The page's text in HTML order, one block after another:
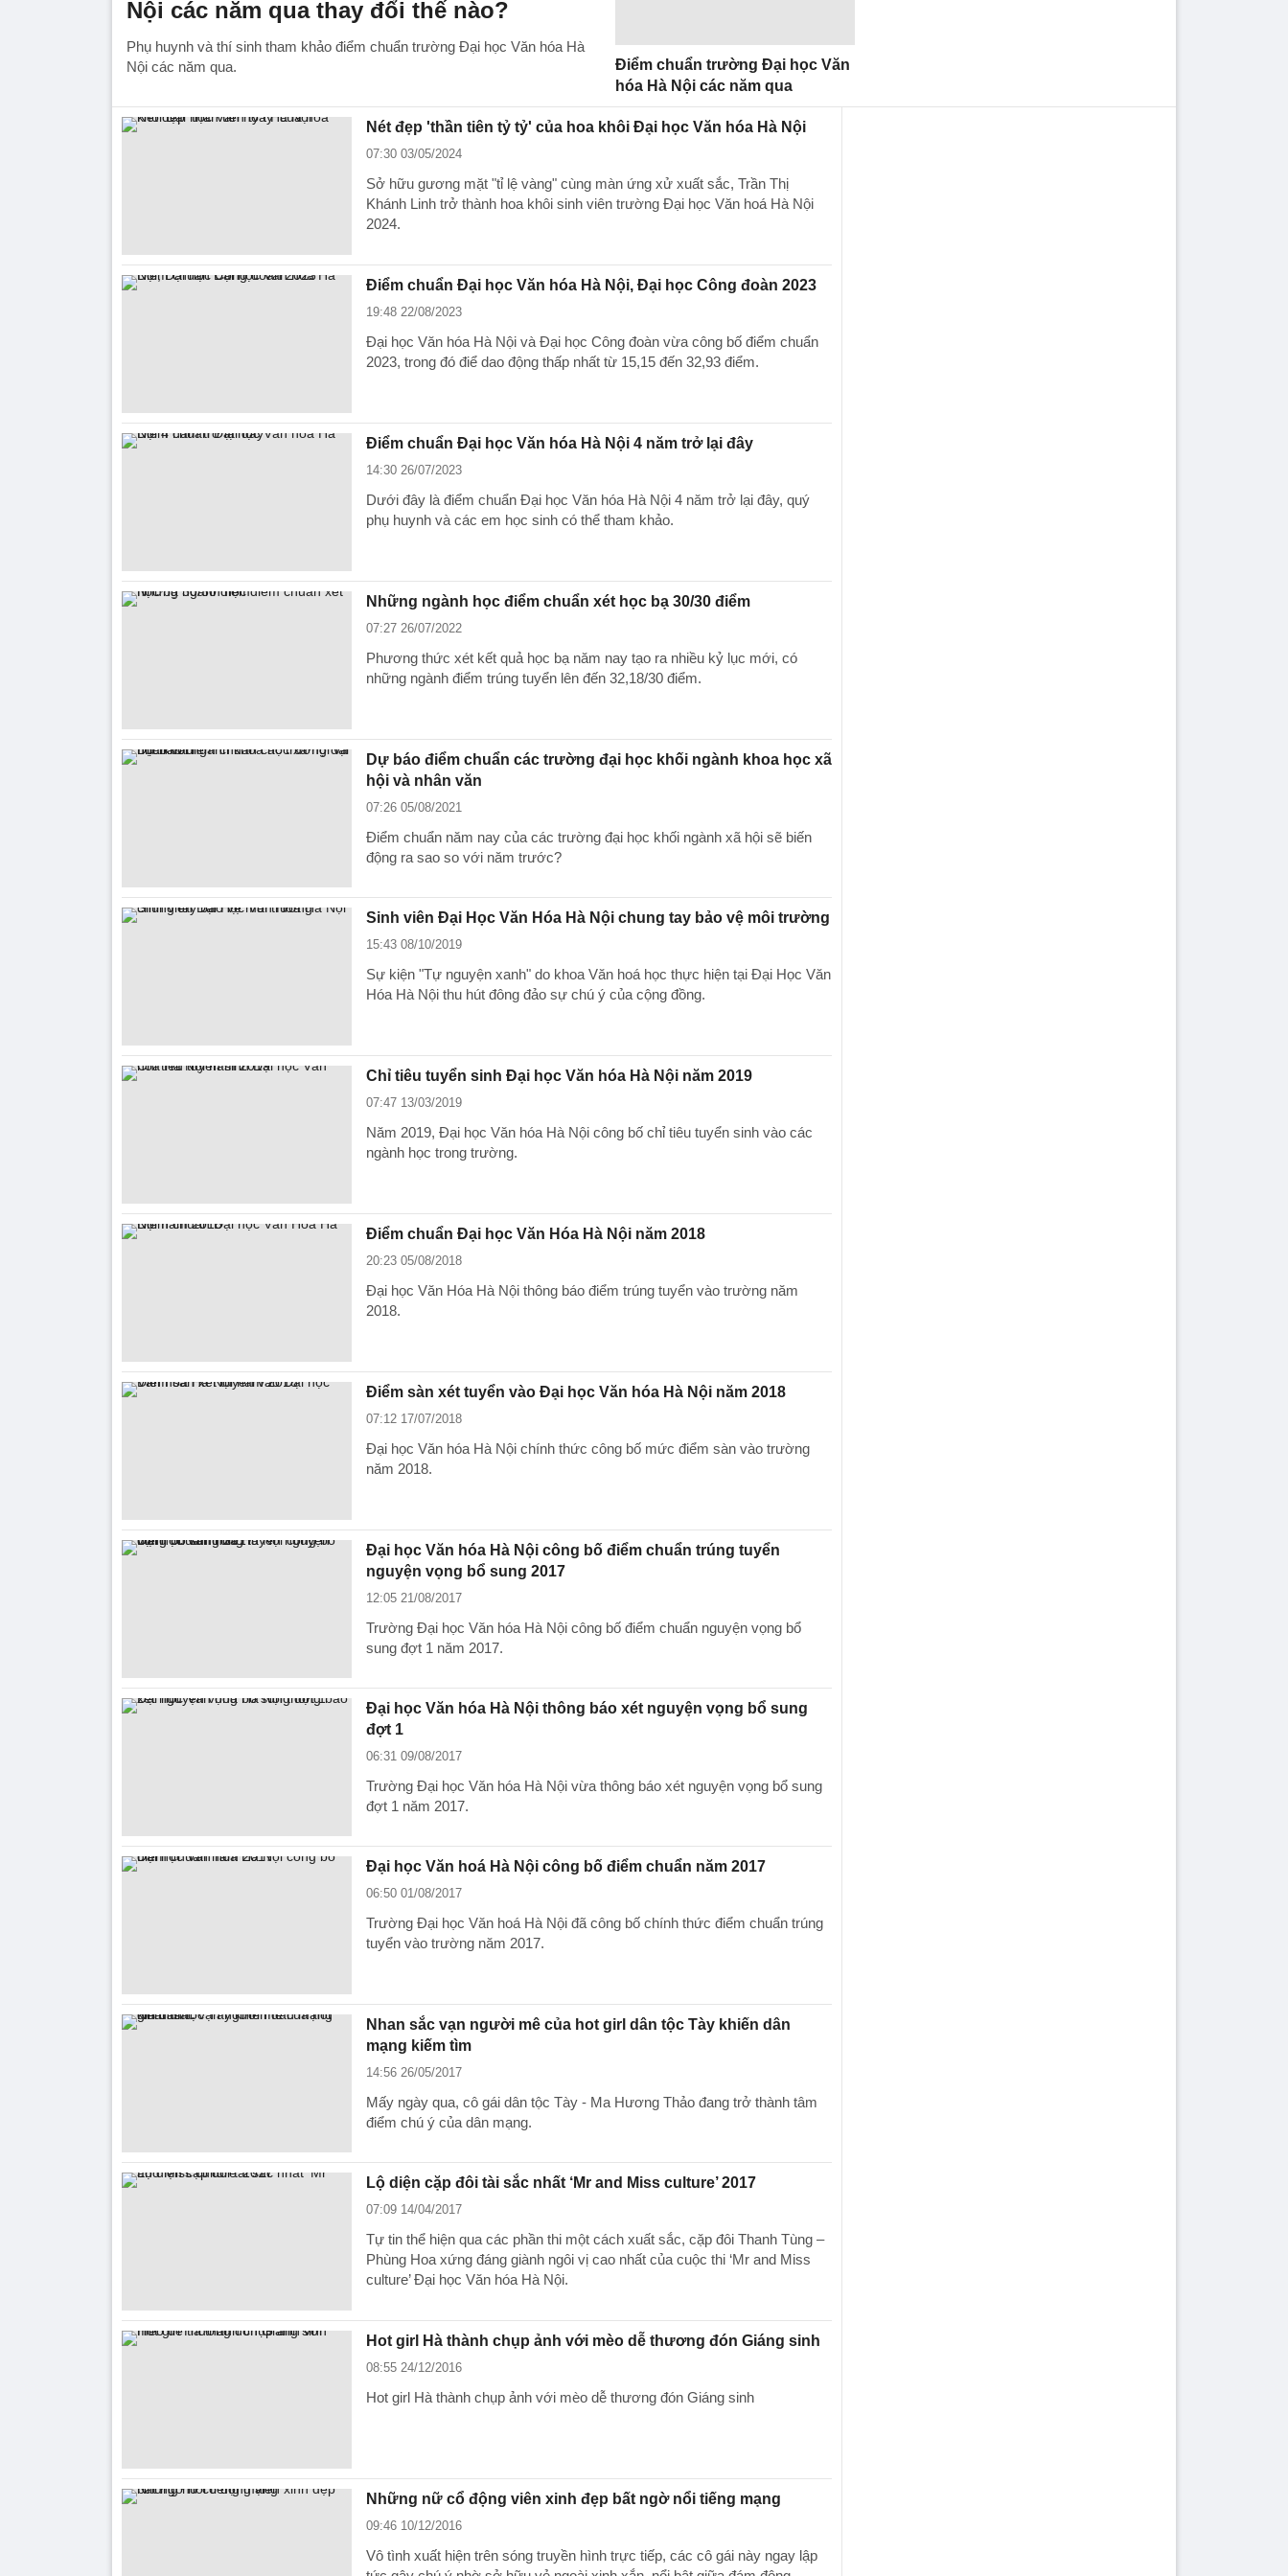
Nội các năm qua thay đổi thế nào?
Phụ huynh và thí sinh tham khảo điểm chuẩn trường Đại học Văn hóa Hà
Nội các năm qua.
Điểm chuẩn trường Đại học Văn
hóa Hà Nội các năm qua
Nét đẹp 'thần tiên tỷ tỷ' của hoa khôi Đại học Văn hóa Hà Nội
07:30 03/05/2024
Sở hữu gương mặt "tỉ lệ vàng" cùng màn ứng xử xuất sắc, Trần Thị
Khánh Linh trở thành hoa khôi sinh viên trường Đại học Văn hoá Hà Nội
2024.
Điểm chuẩn Đại học Văn hóa Hà Nội, Đại học Công đoàn 2023
19:48 22/08/2023
Đại học Văn hóa Hà Nội và Đại học Công đoàn vừa công bố điểm chuẩn
2023, trong đó điể dao động thấp nhất từ 15,15 đến 32,93 điểm.
Điểm chuẩn Đại học Văn hóa Hà Nội 4 năm trở lại đây
14:30 26/07/2023
Dưới đây là điểm chuẩn Đại học Văn hóa Hà Nội 4 năm trở lại đây, quý
phụ huynh và các em học sinh có thể tham khảo.
Những ngành học điểm chuẩn xét học bạ 30/30 điểm
07:27 26/07/2022
Phương thức xét kết quả học bạ năm nay tạo ra nhiều kỷ lục mới, có
những ngành điểm trúng tuyển lên đến 32,18/30 điểm.
Dự báo điểm chuẩn các trường đại học khối ngành khoa học xã
hội và nhân văn
07:26 05/08/2021
Điểm chuẩn năm nay của các trường đại học khối ngành xã hội sẽ biến
động ra sao so với năm trước?
Sinh viên Đại Học Văn Hóa Hà Nội chung tay bảo vệ môi trường
15:43 08/10/2019
Sự kiện "Tự nguyện xanh" do khoa Văn hoá học thực hiện tại Đại Học Văn
Hóa Hà Nội thu hút đông đảo sự chú ý của cộng đồng.
Chỉ tiêu tuyển sinh Đại học Văn hóa Hà Nội năm 2019
07:47 13/03/2019
Năm 2019, Đại học Văn hóa Hà Nội công bố chỉ tiêu tuyển sinh vào các
ngành học trong trường.
Điểm chuẩn Đại học Văn Hóa Hà Nội năm 2018
20:23 05/08/2018
Đại học Văn Hóa Hà Nội thông báo điểm trúng tuyển vào trường năm
2018.
Điểm sàn xét tuyển vào Đại học Văn hóa Hà Nội năm 2018
07:12 17/07/2018
Đại học Văn hóa Hà Nội chính thức công bố mức điểm sàn vào trường
năm 2018.
Đại học Văn hóa Hà Nội công bố điểm chuẩn trúng tuyển
nguyện vọng bổ sung 2017
12:05 21/08/2017
Trường Đại học Văn hóa Hà Nội công bố điểm chuẩn nguyện vọng bổ
sung đợt 1 năm 2017.
Đại học Văn hóa Hà Nội thông báo xét nguyện vọng bổ sung
đợt 1
06:31 09/08/2017
Trường Đại học Văn hóa Hà Nội vừa thông báo xét nguyện vọng bổ sung
đợt 1 năm 2017.
Đại học Văn hoá Hà Nội công bố điểm chuẩn năm 2017
06:50 01/08/2017
Trường Đại học Văn hoá Hà Nội đã công bố chính thức điểm chuẩn trúng
tuyển vào trường năm 2017.
Nhan sắc vạn người mê của hot girl dân tộc Tày khiến dân
mạng kiếm tìm
14:56 26/05/2017
Mấy ngày qua, cô gái dân tộc Tày - Ma Hương Thảo đang trở thành tâm
điểm chú ý của dân mạng.
Lộ diện cặp đôi tài sắc nhất ‘Mr and Miss culture’ 2017
07:09 14/04/2017
Tự tin thể hiện qua các phần thi một cách xuất sắc, cặp đôi Thanh Tùng –
Phùng Hoa xứng đáng giành ngôi vị cao nhất của cuộc thi ‘Mr and Miss
culture’ Đại học Văn hóa Hà Nội.
Hot girl Hà thành chụp ảnh với mèo dễ thương đón Giáng sinh
08:55 24/12/2016
Hot girl Hà thành chụp ảnh với mèo dễ thương đón Giáng sinh
Những nữ cổ động viên xinh đẹp bất ngờ nổi tiếng mạng
09:46 10/12/2016
Vô tình xuất hiện trên sóng truyền hình trực tiếp, các cô gái này ngay lập